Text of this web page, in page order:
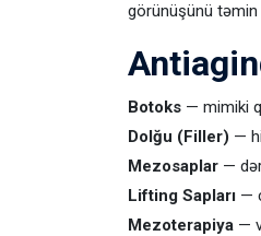
görünüşünü təmin
Botoks — mimiki
Dolğu (Filler) —
Mezosaplar —
Lifting Sapları —
Mezoterapiya —